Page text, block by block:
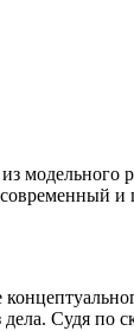
модельного
дела. Судя